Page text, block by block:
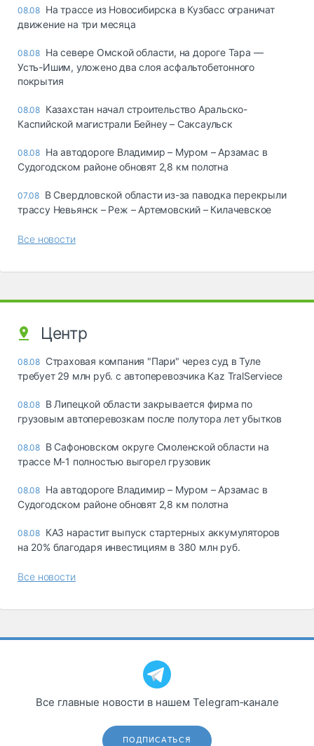
08.08 На трассе из Новосибирска в Кузбасс ограничат
движение на три месяца
08.08 На севере Омской области, на дороге Тара —
Усть-Ишим, уложено два слоя асфальтобетонного
покрытия
08.08 Казахстан начал строительство Аральско-
Каспийской магистрали Бейнеу – Саксаульск
08.08 На автодороге Владимир – Муром – Арзамас в
Судогодском районе обновят 2,8 км полотна
07.08 В Свердловской области из-за паводка перекрыли
трассу Невьянск – Реж – Артемовский – Килачевское
Все новости
Центр
08.08 Страховая компания "Пари" через суд в Туле
требует 29 млн руб. с автоперевозчика Kaz TralServiece
08.08 В Липецкой области закрывается фирма по
грузовым автоперевозкам после полутора лет убытков
08.08 В Сафоновском округе Смоленской области на
трассе М-1 полностью выгорел грузовик
08.08 На автодороге Владимир – Муром – Арзамас в
Судогодском районе обновят 2,8 км полотна
08.08 КАЗ нарастит выпуск стартерных аккумуляторов
на 20% благодаря инвестициям в 380 млн руб.
Все новости
Все главные новости в нашем Telegram‑канале
ПОДПИСАТЬСЯ